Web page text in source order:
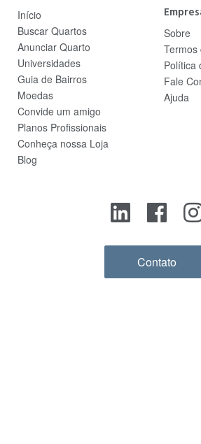
Início
Buscar Quartos
Anunciar Quarto
Universidades
Guia de Bairros
Moedas
Convide um amigo
Planos Profissionais
Conheça nossa Loja
Blog
Sobre
Termos
Política
Fale
Ajuda
Contato